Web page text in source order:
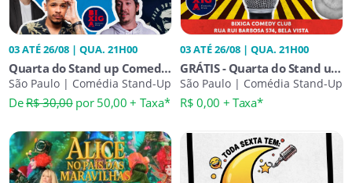
03 ATÉ 26/08 | QUA. 21H00
Quarta do Stand up Comedy
Bixiga Comedy
São Paulo | Comédia Stand-Up
DeR$ 30,00por 50,00 + Taxa*
03 ATÉ 26/08 | QUA. 21H00
GRÁTIS - Quarta do Stand up
Comedy - 21h
São Paulo | Comédia Stand-Up
R$ 0,00 + Taxa*